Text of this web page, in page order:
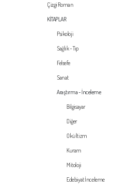
Çizgi Roman
KİTAPLAR
Psikoloji
Sağlık - Tıp
Felsefe
Sanat
Araştırma - İnceleme
Bilgisayar
Diğer
Okültizm
Kuram
Mitoloji
Edebiyat İnceleme